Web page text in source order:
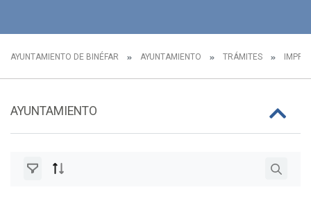
AYUNTAMIENTO DE BINÉFAR AYUNTAMIENTO TRÁMITES
AYUNTAMIENTO